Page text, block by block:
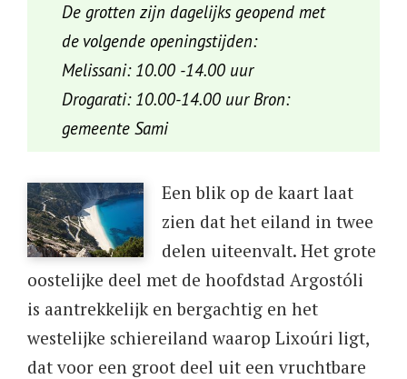
De grotten zijn dagelijks geopend met
de volgende openingstijden:
Melissani: 10.00 -14.00 uur
Drogarati: 10.00-14.00 uur Bron:
gemeente Sami
​​Een blik op de kaart laat
zien dat het eiland in twee
delen uiteenvalt. Het grote
oostelijke deel met de hoofdstad Argostóli
is aantrekkelijk en bergachtig en het
westelijke schiereiland waarop Lixoúri ligt,
dat voor een groot deel uit een vruchtbare